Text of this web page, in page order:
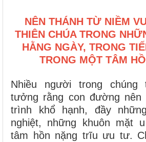
NÊN THÁNH TỪ NIỀM
THIÊN CHÚA TRONG
HẰNG NGÀY, TRONG
TRONG MỘT TÂM
Nhiều người trong chúng
tưởng rằng con đường nên
trình khổ hạnh, đầy
nghiệt, những khuôn mặt
tâm hồn nặng trĩu ưu tư.